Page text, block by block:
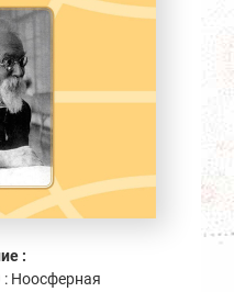
:
: Ноосферная